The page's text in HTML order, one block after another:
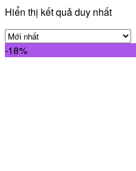
Hiển thị kết quả duy nhất
-18%